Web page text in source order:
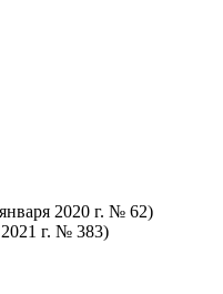
2020 г. № 62)
г. № 383)